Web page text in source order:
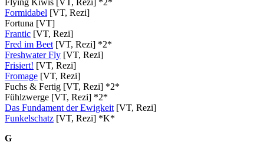
Flying Kiwis [VT, Rezi] *2*
Formidabel [VT, Rezi]
Fortuna [VT]
Frantic [VT, Rezi]
Fred im Beet [VT, Rezi] *2*
Freshwater Fly [VT, Rezi]
Frisiert! [VT, Rezi]
Fromage [VT, Rezi]
Fuchs & Fertig [VT, Rezi] *2*
Fühlzwerge [VT, Rezi] *2*
Das Fundament der Ewigkeit [VT, Rezi]
Funkelschatz [VT, Rezi] *K*
G